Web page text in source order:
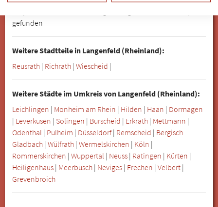
gefunden
Weitere Stadtteile in Langenfeld (Rheinland):
Reusrath | Richrath | Wiescheid |
Weitere Städte im Umkreis von Langenfeld (Rheinland):
Leichlingen | Monheim am Rhein | Hilden | Haan | Dormagen
| Leverkusen | Solingen | Burscheid | Erkrath | Mettmann |
Odenthal | Pulheim | Düsseldorf| Remscheid | Bergisch
Gladbach | Wülfrath | Wermelskirchen | Köln |
Rommerskirchen | Wuppertal | Neuss | Ratingen | Kürten |
Heiligenhaus | Meerbusch | Neviges | Frechen | Velbert |
Grevenbroich